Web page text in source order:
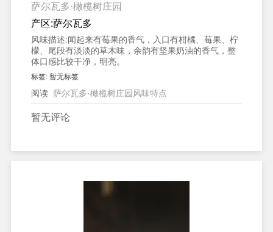
萨尔瓦多·橄榄树庄园
产区:萨尔瓦多
风味描述:闻起来有莓果的香气，入口有柑橘、莓果、柠
檬、尾段有淡淡的草木味，余韵有坚果奶油的香气，整
体口感比较干净，明亮。
标签: 暂无标签
阅读 萨尔瓦多·橄榄树庄园风味特点
暂无评论